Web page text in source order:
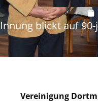
Innung blickt auf
Vereinigung